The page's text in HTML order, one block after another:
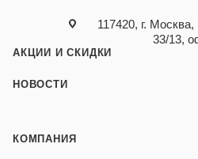
117420, г.
33/13,
АКЦИИ И СКИДКИ
НОВОСТИ
КОМПАНИЯ